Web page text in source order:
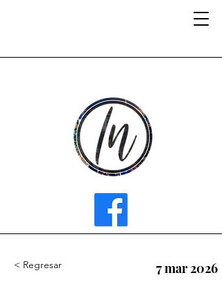
< Regresar 7 mar 2026